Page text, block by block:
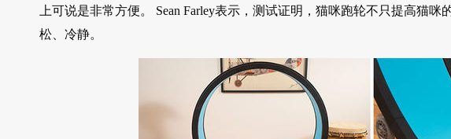
上可说是非常方便。 Sean Farley表示，测试证明，猫咪跑轮不只提高猫
松、冷静。